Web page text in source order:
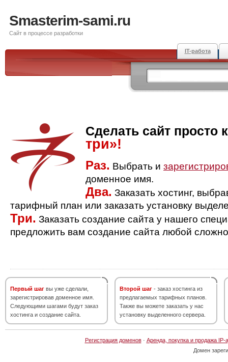
Smasterim-sami.ru
Сайт в процессе разработки
IT-работа
Сделать сайт просто
три»!
Раз. Выбрать и
доменное имя.
Два. Заказать хостинг,
тарифный план или заказать установку
Три. Заказать создание сайта у нашего
предложить вам создание сайта любой
Первый шаг вы уже сделали,
зарегистрировав доменное имя.
Следующими шагами будут заказ
хостинга и создание сайта.
Второй шаг - заказ хостинга из
предлагаемых тарифных планов.
Также вы можете заказать у нас
установку выделенного сервера.
Регистрация доменов· Аренда, покупка и продажа IP-
Домен